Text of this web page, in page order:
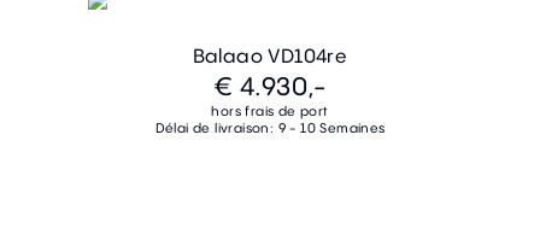
Balaao VD104re
€ 4.930,-
hors frais de port
Délai de livraison: 9 - 10 Semaines